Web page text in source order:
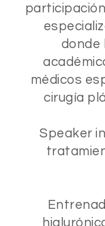
donde
médicos
cirugía
Speaker